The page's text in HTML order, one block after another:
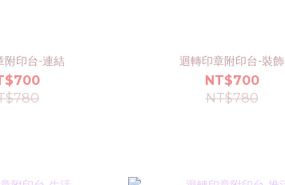
附印台-連結 迴轉印章附印台-裝飾
NT$700
NT$780